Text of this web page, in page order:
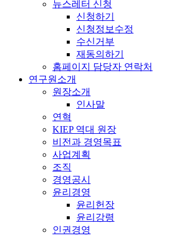
뉴스레터 신청
신청하기
신청정보수정
수신거부
재동의하기
홈페이지 담당자 연락처
연구원소개
원장소개
인사말
연혁
KIEP 역대 원장
비전과 경영목표
사업계획
조직
경영공시
윤리경영
윤리헌장
윤리강령
인권경영